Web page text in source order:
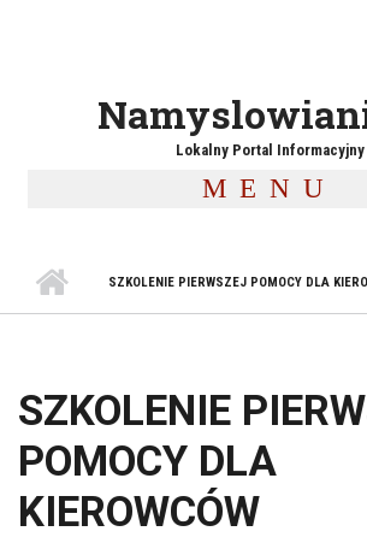
Lokalny Portal Informacyjny
MENU
SZKOLENIE PIERWSZEJ POMOCY DLA
SZKOLENIE
POMOCY DLA
KIEROWCÓW